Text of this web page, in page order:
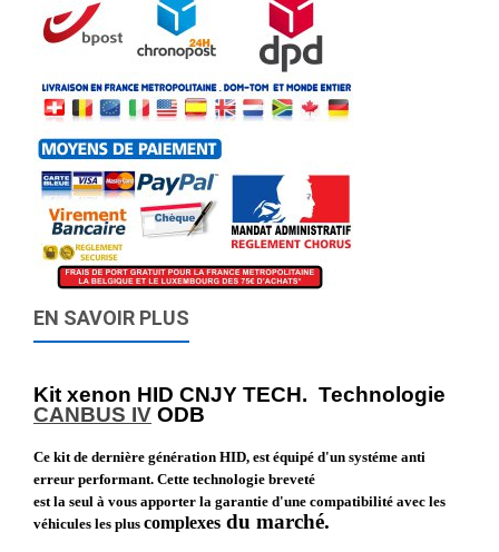
EN SAVOIR PLUS
Kit xenon HID CNJY TECH. Technologie
CANBUS IV ODB
Ce kit de dernière génération HID, est équipé d'un systéme anti
erreur performant. Cette technologie breveté
est la seul à vous apporter la garantie d'une compatibilité avec les
véhicules les plus complexes du marché.